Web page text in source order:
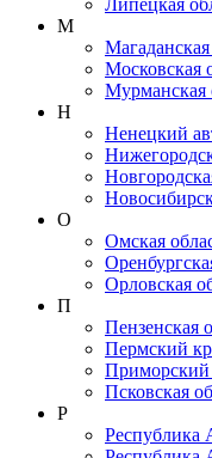
Липецкая
М
Магаданская
Московская
Мурманская
Н
Ненецкий
О
Омская
Орловская
П
Пензенская
Пермский
Приморский
Псковская
Р
Республика